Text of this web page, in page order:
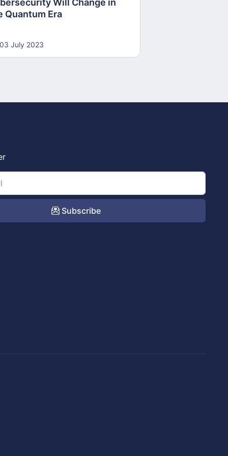
Will Change in
Quantum Era
03 July 2023
Subscribe